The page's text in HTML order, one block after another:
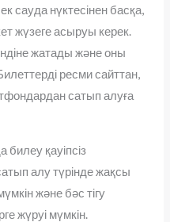
сауда нүктесінен басқа,
жүзеге асыруы керек.
жатады және оны
ресми сайттан,
сатып алуға
қауіпсіз
алу түрінде жақсы
және бәс тігу
жүруі мүмкін.